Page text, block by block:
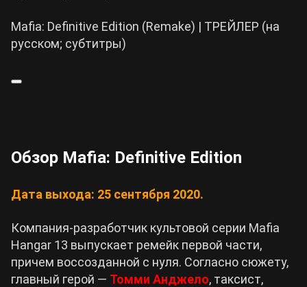
Mafia: Definitive Edition (Remake) | ТРЕЙЛЕР (на
русском; субтитры)
Обзор Mafia: Definitive Edition
Дата выхода: 25 сентября 2020.
Компания-разработчик культовой серии Mafia
Hangar 13 выпускает ремейк первой части,
причем воссозданной с нуля. Согласно сюжету,
главный герой — Томми Анджело, таксист,